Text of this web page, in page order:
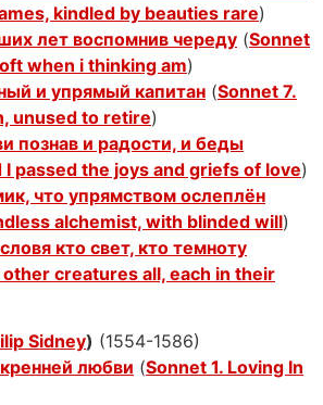
kindled by beauties rare)
лет воспомнив череду (Sonnet
when i thinking am)
и упрямый капитан (Sonnet 7.
unused to retire)
познав и радости, и беды
I passed the joys and griefs of love)
что упрямством ослеплён
alchemist, with blinded will)
кто свет, кто темноту
creatures all, each in their
Sidney) (1554-1586)
любви (Sonnet 1. Loving In